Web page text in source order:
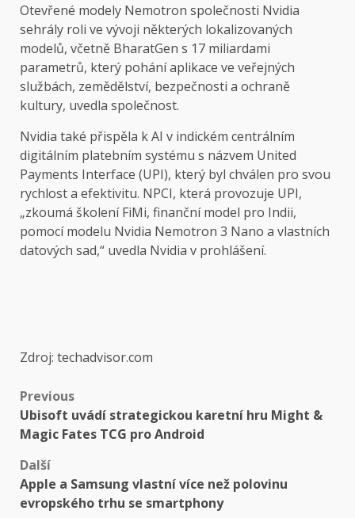
Otevřené modely Nemotron společnosti Nvidia
sehrály roli ve vývoji některých lokalizovaných
modelů, včetně BharatGen s 17 miliardami
parametrů, který pohání aplikace ve veřejných
službách, zemědělství, bezpečnosti a ochraně
kultury, uvedla společnost.
Nvidia také přispěla k AI v indickém centrálním
digitálním platebním systému s názvem United
Payments Interface (UPI), který byl chválen pro svou
rychlost a efektivitu. NPCI, která provozuje UPI,
„zkoumá školení FiMi, finanční model pro Indii,
pomocí modelu Nvidia Nemotron 3 Nano a vlastních
datových sad,“ uvedla Nvidia v prohlášení.
Zdroj: techadvisor.com
Post
navigation
Previous
Ubisoft uvádí strategickou karetní hru Might &
Magic Fates TCG pro Android
Další
Apple a Samsung vlastní více než polovinu
evropského trhu se smartphony